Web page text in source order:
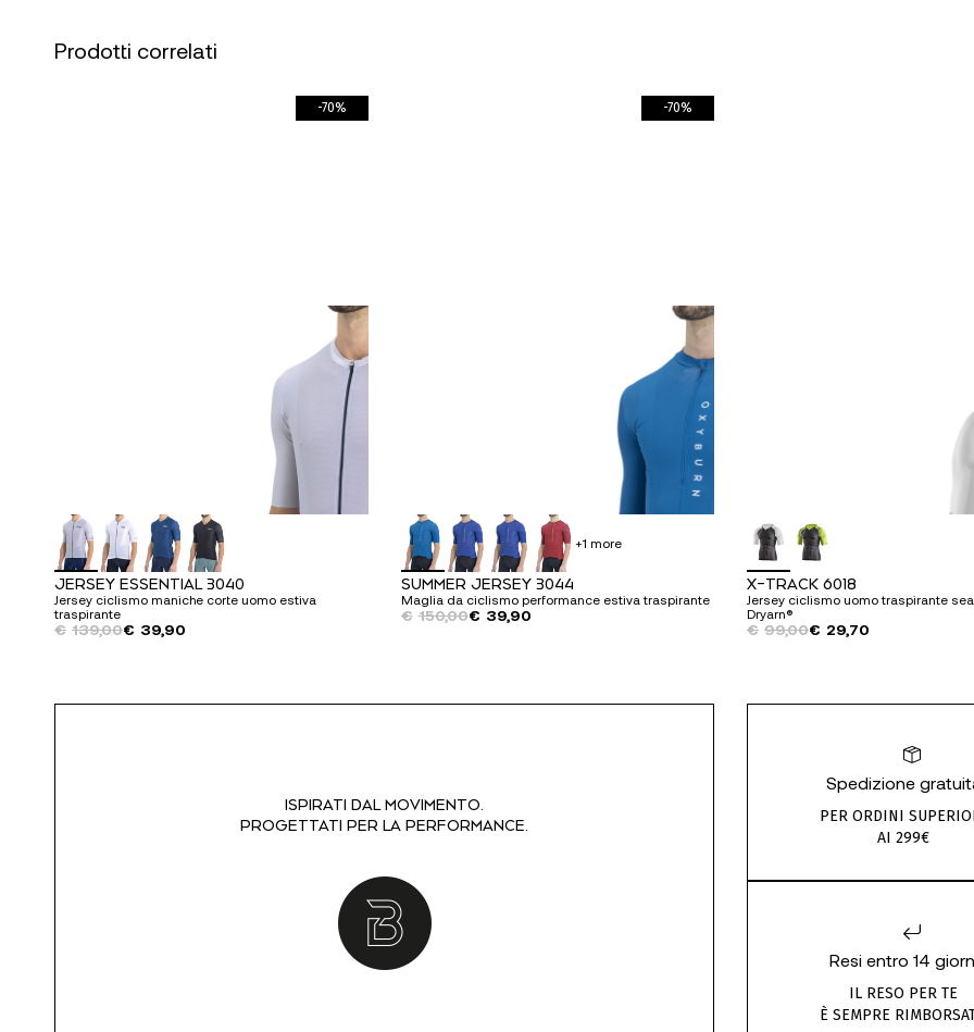
Prodotti correlati
-70%
JERSEY ESSENTIAL 3040
Jersey ciclismo maniche corte uomo estiva
traspirante
€ 139,00
Il
€ 39,90
Il
-70%
+1 more
SUMMER JERSEY 3044
Maglia da ciclismo performance estiva traspirante
€ 150,00
Il
€ 39,90
Il
X-TRACK 6018
Jersey ciclismo uomo traspirante
Dryarn®
€ 99,00
Il
€ 29,70
Il
ISPIRATI DAL MOVIMENTO.
PROGETTATI PER LA PERFORMANCE.
Spedizione
PER ORDINI
AI 299€
Resi entro 14
IL RESO PER TE
È SEMPRE